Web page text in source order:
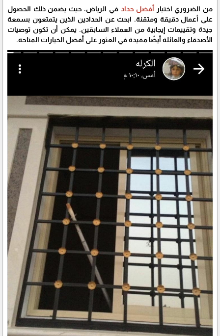
من الضروري اختيار أفضل حداد في الرياض، حيث يضمن ذلك الحصول
على أعمال دقيقة ومتقنة. ابحث عن الحدادين الذين يتمتعون بسمعة
جيدة وتقييمات إيجابية من العملاء السابقين. يمكن أن تكون توصيات
الأصدقاء والعائلة أيضًا مفيدة في العثور على أفضل الخيارات المتاحة.